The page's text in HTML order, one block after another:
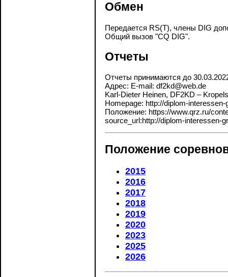
Обмен
Передается RS(T), члены DIG
Общий вызов "CQ DIG".
Отчеты
Отчеты принимаются до
Адрес: E-mail: df2kd@web.de
Karl-Dieter Heinen, DF2KD –
Homepage: http://diplom-interessen-
Положение: https://www.qrz.ru/
source_url:http://diplom-interessen-
Положение
2015
2016
2017
2018
2019
2020
2023
2025
2026